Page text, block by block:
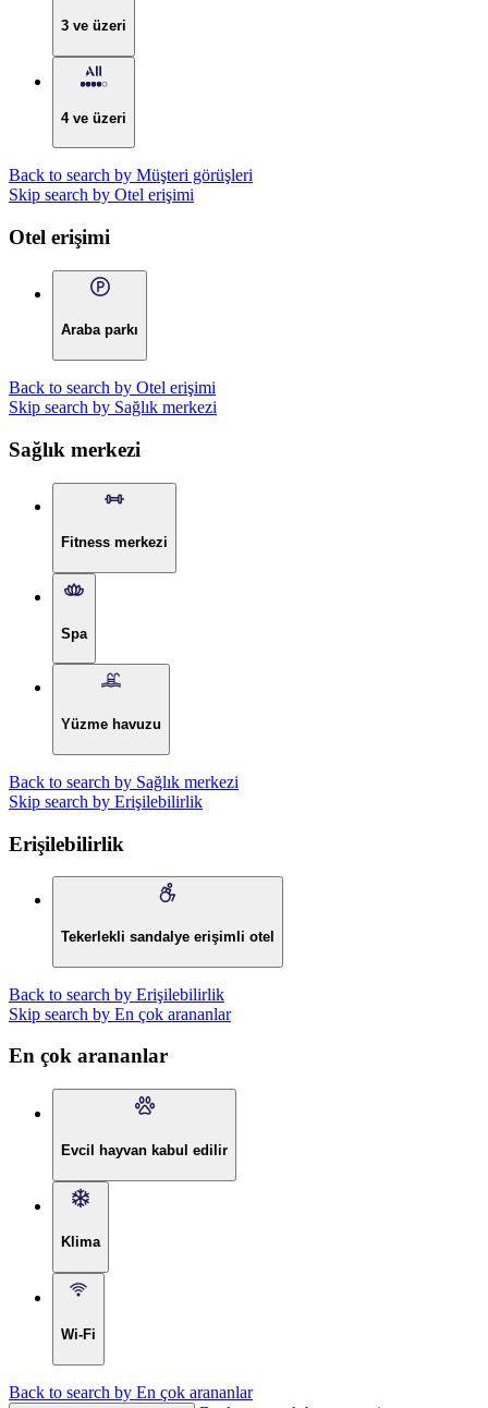
3 ve üzeri
4 ve üzeri
Back to search by Müşteri görüşleri
Skip search by Otel erişimi
Otel erişimi
Araba parkı
Back to search by Otel erişimi
Skip search by Sağlık merkezi
Sağlık merkezi
Fitness merkezi
Spa
Yüzme havuzu
Back to search by Sağlık merkezi
Skip search by Erişilebilirlik
Erişilebilirlik
Tekerlekli sandalye erişimli otel
Back to search by Erişilebilirlik
Skip search by En çok arananlar
En çok arananlar
Evcil hayvan kabul edilir
Klima
Wi-Fi
Back to search by En çok arananlar